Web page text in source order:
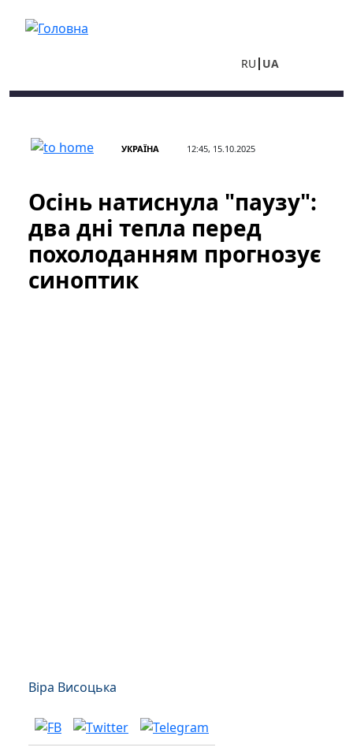
RU UA
УКРАЇНА 12:45, 15.10.2025
Осінь натиснула "паузу":
два дні тепла перед
похолоданням прогнозує
синоптик
Віра Висоцька